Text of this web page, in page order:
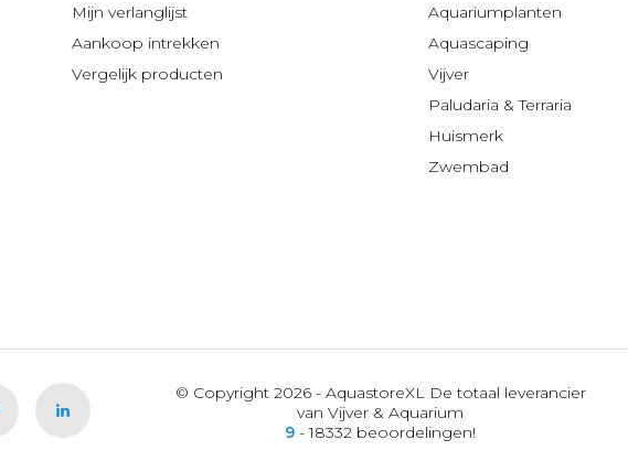
Mijn verlanglijst
Aankoop intrekken
Vergelijk producten
Aquariumplanten
Aquascaping
Vijver
Paludaria & Terraria
Huismerk
Zwembad
© Copyright 2026 - AquastoreXL De totaal leverancier
van Vijver & Aquarium
9 - 18332 beoordelingen!